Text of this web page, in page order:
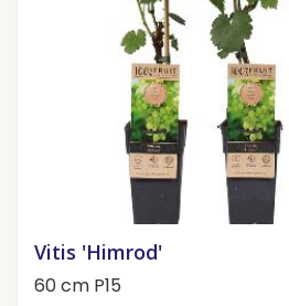
Vitis 'Himrod'
60 cm P15